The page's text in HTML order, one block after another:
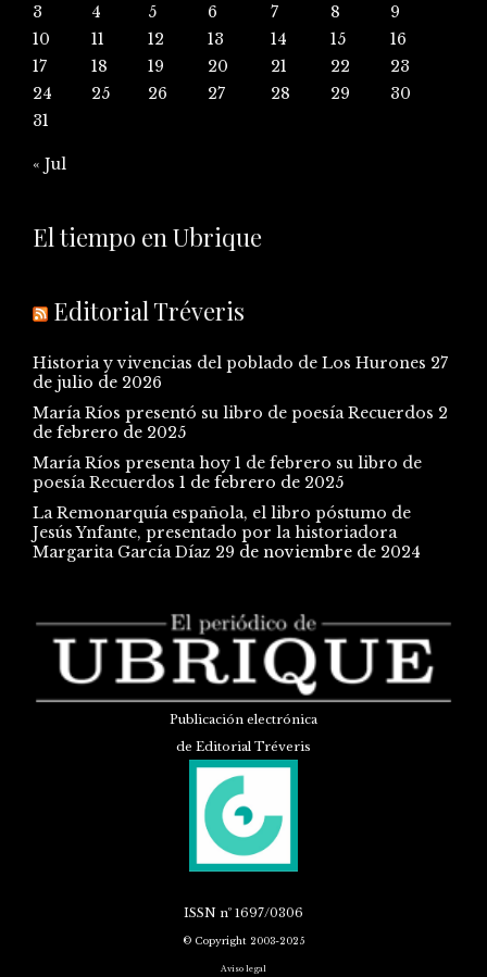
3
4 5 6 7 8
9
10
11 12 13 14 15
16
17
18 19 20 21 22
23
24
25 26 27 28 29
30
31
« Jul
El tiempo en Ubrique
Editorial Tréveris
Historia y vivencias del poblado de Los Hurones 27
de julio de 2026
María Ríos presentó su libro de poesía Recuerdos 2
de febrero de 2025
María Ríos presenta hoy 1 de febrero su libro de
poesía Recuerdos 1 de febrero de 2025
La Remonarquía española, el libro póstumo de
Jesús Ynfante, presentado por la historiadora
Margarita García Díaz 29 de noviembre de 2024
Publicación electrónica
de Editorial Tréveris
ISSN nº 1697/0306
© Copyright 2003-2025
Aviso legal